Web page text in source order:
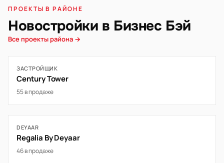
ПРОЕКТЫ В РАЙОНЕ
Новостройки в Бизнес Бэй
Все проекты района →
ЗАСТРОЙЩИК
Century Tower
55 в продаже
DEYAAR
Regalia By Deyaar
46 в продаже